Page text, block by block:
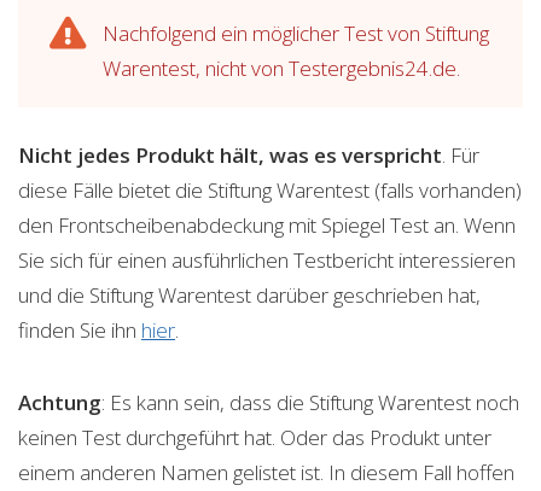
Nachfolgend ein möglicher Test von Stiftung
Warentest, nicht von Testergebnis24.de.
Nicht jedes Produkt hält, was es verspricht. Für
diese Fälle bietet die Stiftung Warentest (falls vorhanden)
den Frontscheibenabdeckung mit Spiegel Test an. Wenn
Sie sich für einen ausführlichen Testbericht interessieren
und die Stiftung Warentest darüber geschrieben hat,
finden Sie ihn hier.
Achtung: Es kann sein, dass die Stiftung Warentest noch
keinen Test durchgeführt hat. Oder das Produkt unter
einem anderen Namen gelistet ist. In diesem Fall hoffen